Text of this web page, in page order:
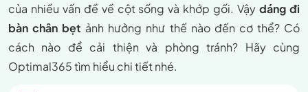
của nhiều vấn đề về cột sống và khớp gối. Vậydáng đi
bàn chân bẹt ảnh hưởng như thế nào đến cơ thể? Có
cách nào để cải thiện và phòng tránh? Hãy cùng
Optimal365 tìm hiểu chi tiết nhé.